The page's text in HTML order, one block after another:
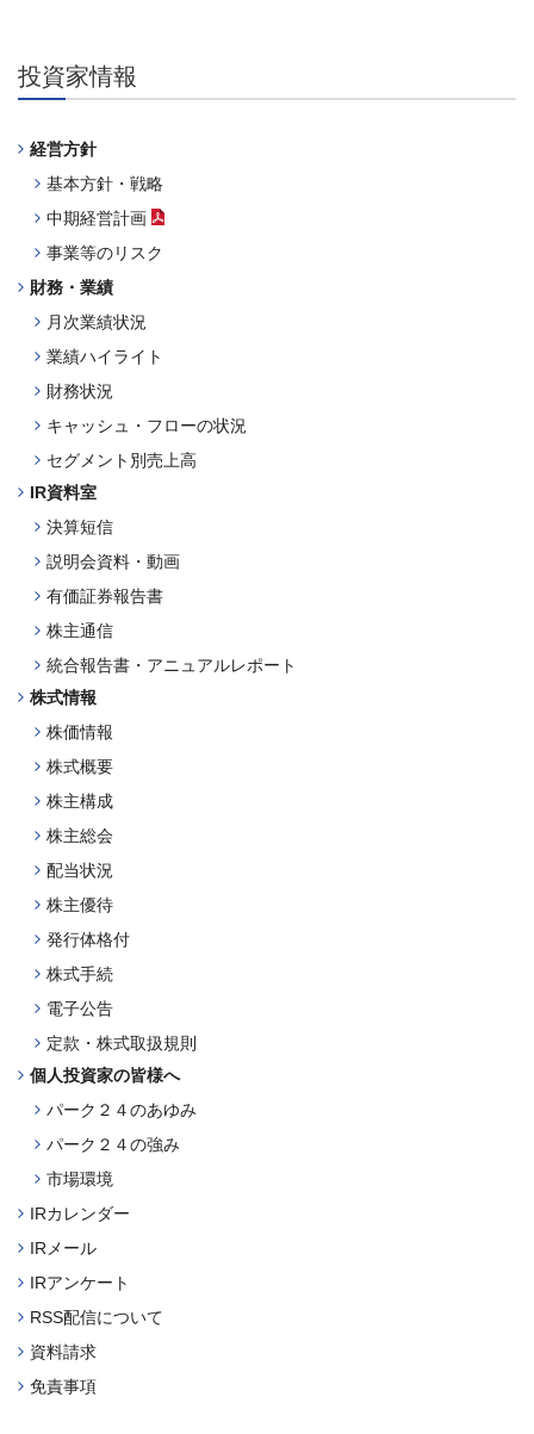
投資家情報
経営方針
基本方針・戦略
中期経営計画
事業等のリスク
財務・業績
月次業績状況
業績ハイライト
財務状況
キャッシュ・フローの状況
セグメント別売上高
IR資料室
決算短信
説明会資料・動画
有価証券報告書
株主通信
統合報告書・アニュアルレポート
株式情報
株価情報
株式概要
株主構成
株主総会
配当状況
株主優待
発行体格付
株式手続
電子公告
定款・株式取扱規則
個人投資家の皆様へ
パーク２４のあゆみ
パーク２４の強み
市場環境
IRカレンダー
IRメール
IRアンケート
RSS配信について
資料請求
免責事項